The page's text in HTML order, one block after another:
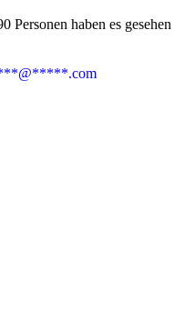
Personen haben es gesehen